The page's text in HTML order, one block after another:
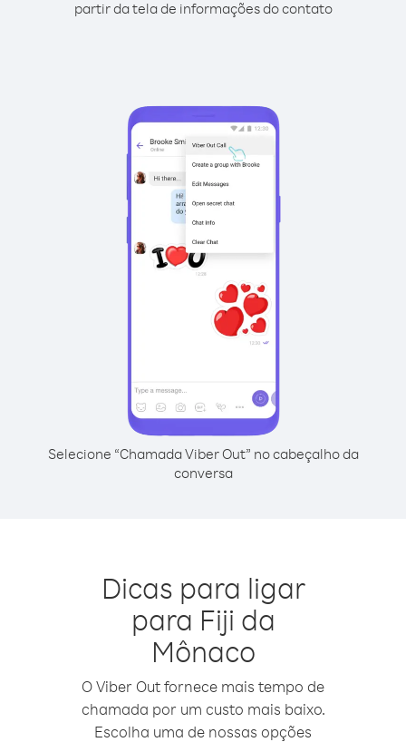
partir da tela de informações do contato
Selecione “Chamada Viber Out” no cabeçalho da
conversa
Dicas para ligar
para Fiji da
Mônaco
O Viber Out fornece mais tempo de
chamada por um custo mais baixo.
Escolha uma de nossas opções